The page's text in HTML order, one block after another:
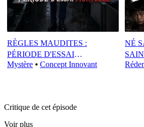
RÈGLES MAUDITES :
PÉRIODE D'ESSAI
MORTELLE
Mystère ⦁ Concept Innovant
NÉ
Critique de cet épisode
Voir plus